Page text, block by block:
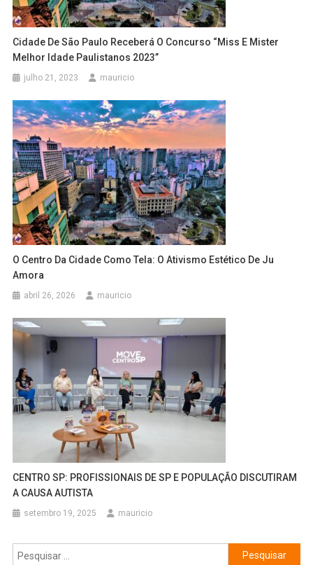
Cidade De São Paulo Receberá O Concurso “Miss E Mister
Melhor Idade Paulistanos 2023”
julho 21, 2023 mauricio
O Centro Da Cidade Como Tela: O Ativismo Estético De Ju
Amora
abril 26, 2026 mauricio
CENTRO SP: PROFISSIONAIS DE SP E POPULAÇÃO DISCUTIRAM
A CAUSA AUTISTA
setembro 19, 2025 mauricio
Pesquisar